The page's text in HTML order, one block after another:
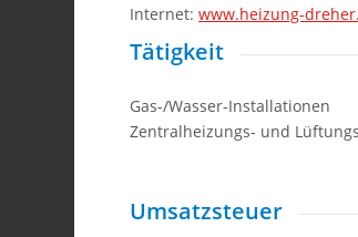
Internet:www.heizung-
Tätigkeit
Gas-/Wasser-Installationen
Zentralheizungs- und
Umsatzsteuer